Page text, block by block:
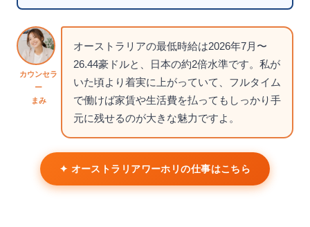
カウンセラ
ー
まみ
オーストラリアの最低時給は2026年7月〜
26.44豪ドルと、日本の約2倍水準です。私が
いた頃より着実に上がっていて、フルタイム
で働けば家賃や生活費を払ってもしっかり手
元に残せるのが大きな魅力ですよ。
✦ オーストラリアワーホリの仕事はこちら